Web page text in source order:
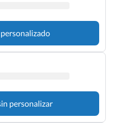
personalizar